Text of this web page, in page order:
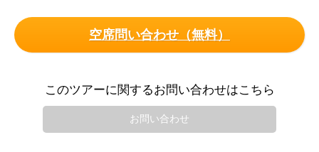
空席問い合わせ（無料）
このツアーに関するお問い合わせはこちら
お問い合わせ